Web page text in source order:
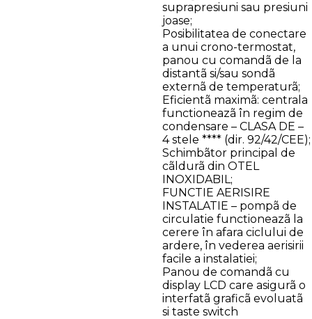
suprapresiuni sau presiuni
joase;
Posibilitatea de conectare
a unui crono-termostat,
panou cu comandã de la
distantã si/sau sondã
externã de temperaturã;
Eficientã maximã: centrala
functioneazã în regim de
condensare – CLASA DE –
4 stele **** (dir. 92/42/CEE);
Schimbãtor principal de
cãldurã din OTEL
INOXIDABIL;
FUNCTIE AERISIRE
INSTALATIE – pompã de
circulatie functioneazã la
cerere în afara ciclului de
ardere, în vederea aerisirii
facile a instalatiei;
Panou de comandã cu
display LCD care asigurã o
interfatã graficã evoluatã
si taste switch